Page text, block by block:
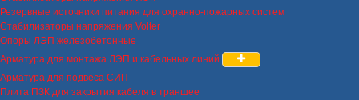
Резервные источники питания для охранно-пожарных систем
Стабилизаторы напряжения Volter
Опоры ЛЭП железобетонные
Арматура для монтажа ЛЭП и кабельных линий
Арматура для подвеса СИП
Плита ПЗК для закрытия кабеля в траншее